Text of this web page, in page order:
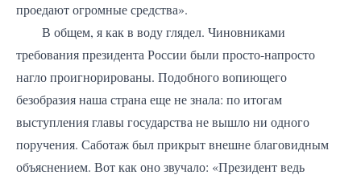
проедают огромные средства».
В общем, я как в воду глядел. Чиновниками
требования президента России были просто-напросто
нагло проигнорированы. Подобного вопиющего
безобразия наша страна еще не знала: по итогам
выступления главы государства не вышло ни одного
поручения. Саботаж был прикрыт внешне благовидным
объяснением. Вот как оно звучало: «Президент ведь